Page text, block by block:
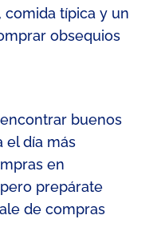
comida típica y un
obsequios
buenos
el día más
en
prepárate
de compras